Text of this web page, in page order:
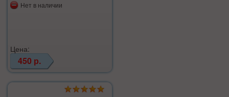
Нет в наличии
Цена:
450 р.